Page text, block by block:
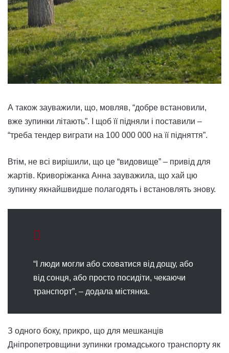
А також зауважили, що, мовляв, “добре встановили,
вже зупинки літають”. І щоб її підняли і поставили –
“треба тендер виграти на 100 000 000 на її підняття”.
Втім, не всі вирішили, що це “видовище” – привід для
жартів. Криворіжанка Анна зауважила, що хай цю
зупинку якнайшвидше полагодять і встановлять знову.
“І люди могли або сховатися від дощу, або
від сонця, або просто посидіти, чекаючи
транспорт”, – додала містянка.
З одного боку, прикро, що для мешканців
Дніпропетровщини зупинки громадського транспорту як